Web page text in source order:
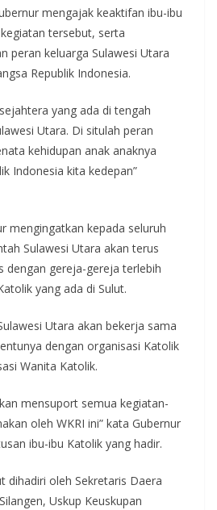
mengajak keaktifan ibu-ibu
tersebut, serta
peran keluarga Sulawesi Utara
Republik Indonesia.
yang ada di tengah
Utara. Di situlah peran
kehidupan anak anaknya
Indonesia kita kedepan”
mengingatkan kepada seluruh
Sulawesi Utara akan terus
dengan gereja-gereja terlebih
yang ada di Sulut.
Utara akan bekerja sama
dengan organisasi Katolik
Wanita Katolik.
mensuport semua kegiatan-
oleh WKRI ini” kata Gubernur
ibu-ibu Katolik yang hadir.
dihadiri oleh Sekretaris Daera
Uskup Keuskupan